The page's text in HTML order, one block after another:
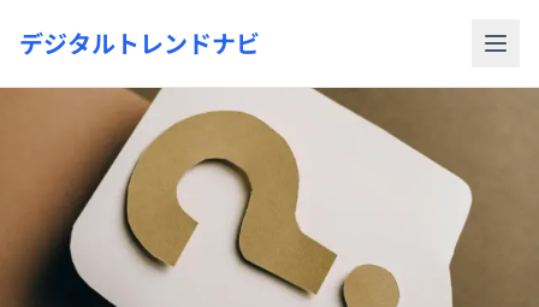
デジタルトレンドナビ